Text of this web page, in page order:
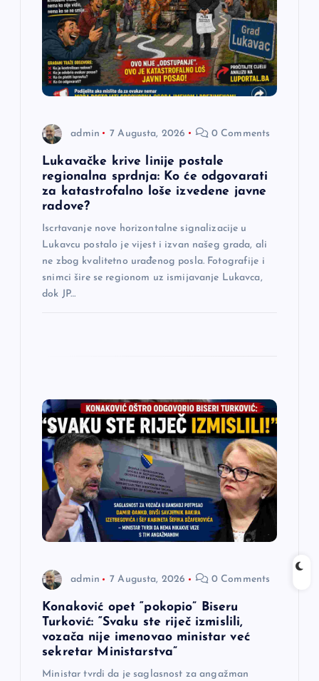
admin 7 Augusta, 2026 0 Comments
Lukavačke krive linije postale
regionalna sprdnja: Ko će odgovarati
za katastrofalno loše izvedene javne
radove?
Iscrtavanje nove horizontalne signalizacije u
Lukavcu postalo je vijest i izvan našeg grada, ali
ne zbog kvalitetno urađenog posla. Fotografije i
snimci šire se regionom uz ismijavanje Lukavca,
dok JP…
admin 7 Augusta, 2026 0 Comments
Konaković opet “pokopio” Biseru
Turković: “Svaku ste riječ izmislili,
vozača nije imenovao ministar već
sekretar Ministarstva”
Ministar tvrdi da je saglasnost za angažman